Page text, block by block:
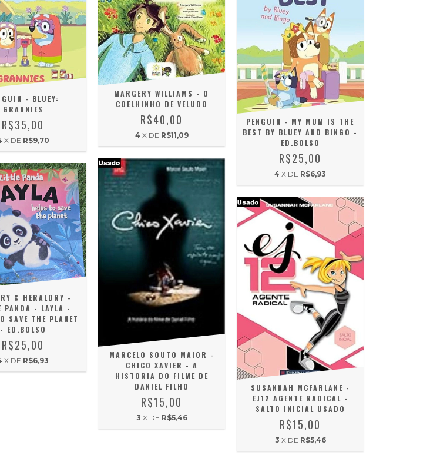
- BLUEY:
GRANNIES
R$35,00
X DE R$9,70
MARGERY WILLIAMS - O
COELHINHO DE VELUDO
R$40,00
4 X DE R$11,09
PENGUIN - MY MUM IS THE
BEST BY BLUEY AND BINGO -
ED.BOLSO
R$25,00
4 X DE R$6,93
& HERALDRY -
PANDA - LAYLA -
SAVE THE PLANET
- ED.BOLSO
R$25,00
X DE R$6,93
MARCELO SOUTO MAIOR -
CHICO XAVIER - A
HISTORIA DO FILME DE
DANIEL FILHO
R$15,00
3 X DE R$5,46
SUSANNAH MCFARLANE -
EJ12 AGENTE RADICAL -
SALTO INICIAL USADO
R$15,00
3 X DE R$5,46